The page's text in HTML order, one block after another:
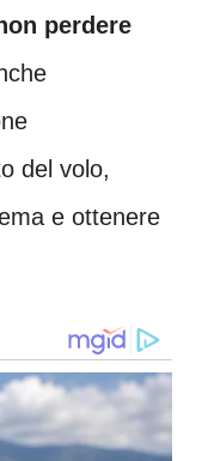
perdere
del volo,
e ottenere